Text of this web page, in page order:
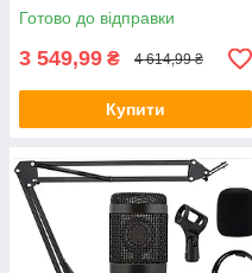
Готово до відправки
3 549,99 ₴ 4 614,99 ₴
Купити